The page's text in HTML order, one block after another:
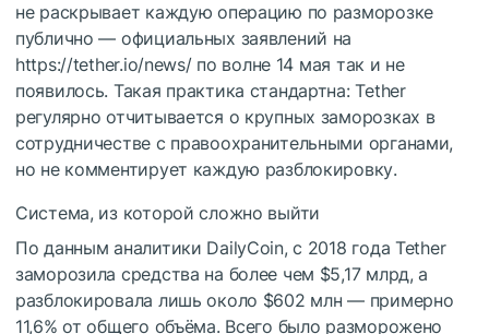
не раскрывает каждую операцию по разморозке
публично — официальных заявлений на
https://tether.io/news/ по волне 14 мая так и не
появилось. Такая практика стандартна: Tether
регулярно отчитывается о крупных заморозках в
сотрудничестве с правоохранительными органами,
но не комментирует каждую разблокировку.
Система, из которой сложно выйти
По данным аналитики DailyCoin, с 2018 года Tether
заморозила средства на более чем $5,17 млрд, а
разблокировала лишь около $602 млн — примерно
11,6% от общего объёма. Всего было разморожено